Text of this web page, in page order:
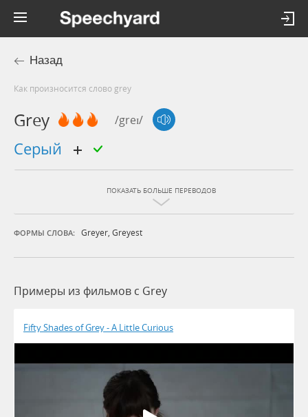
Назад
Как произносится слово grey
Grey /greɪ/
серый
ПОКАЗАТЬ БОЛЬШЕ ПЕРЕВОДОВ
ФОРМЫ СЛОВА: Greyer, Greyest
Примеры из фильмов c Grey
Fifty Shades of Grey - A Little Curious